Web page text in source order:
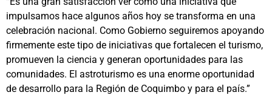
impulsamos hace algunos años hoy se transforma en una
celebración nacional. Como Gobierno seguiremos apoyando
firmemente este tipo de iniciativas que fortalecen el turismo,
promueven la ciencia y generan oportunidades para las
comunidades. El astroturismo es una enorme oportunidad
de desarrollo para la Región de Coquimbo y para el país.”